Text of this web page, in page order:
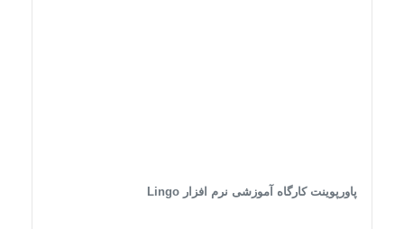
پاورپوینت کارگاه آموزشی نرم افزار Lingo